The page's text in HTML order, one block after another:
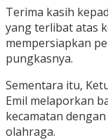
Terima kasih
yang terlibat atas
mempersiapkan
pungkasnya.
Sementara itu,
Emil melaporkan
kecamatan
olahraga.